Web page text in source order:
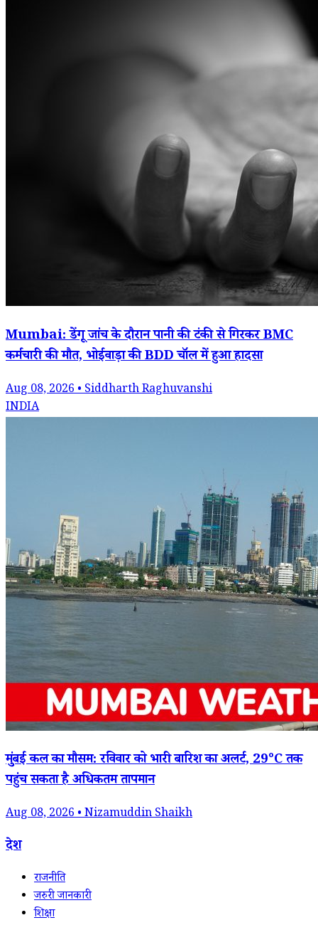
Mumbai: डेंगू जांच के दौरान पानी की टंकी से गिरकर BMC
कर्मचारी की मौत, भोईवाड़ा की BDD चॉल में हुआ हादसा
Aug 08, 2026 • Siddharth Raghuvanshi
INDIA
मुंबई कल का मौसम: रविवार को भारी बारिश का अलर्ट, 29°C तक
पहुंच सकता है अधिकतम तापमान
Aug 08, 2026 • Nizamuddin Shaikh
देश
राजनीति
जरुरी जानकारी
शिक्षा